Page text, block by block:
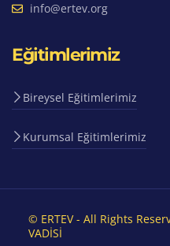
info@ertev.org
Eğitimlerimiz
Bireysel Eğitimlerimiz
Kurumsal Eğitimlerimiz
© ERTEV - All Rights
VADİSİ